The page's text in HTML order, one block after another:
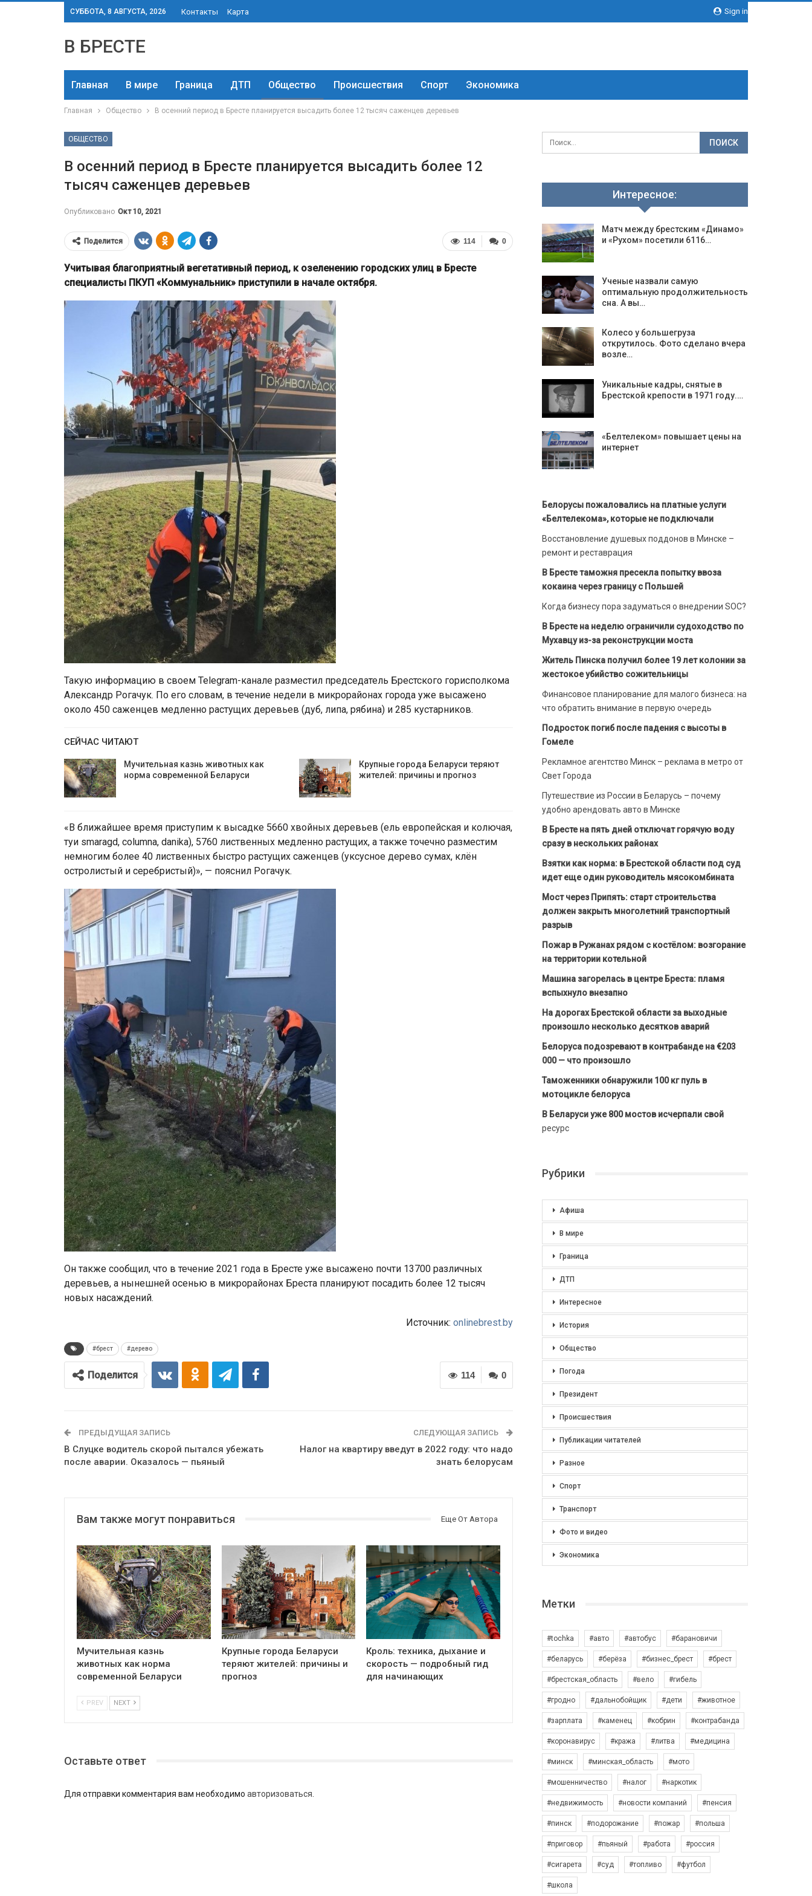
Sign in
СУББОТА, 8 АВГУСТА, 2026 Контакты Карта
В БРЕСТЕ
Главная В мире Граница ДТП Общество Происшествия Спорт Экономика
Главная Общество В осенний период в Бресте планируется высадить более 12 тысяч саженцев деревьев
ОБЩЕСТВО
В осенний период в Бресте планируется высадить более 12
тысяч саженцев деревьев
Опубликовано Окт 10, 2021
0
114
Поделится
Учитывая благоприятный вегетативный период, к озеленению городских улиц в Бресте
специалисты ПКУП «Коммунальник» приступили в начале октября.
Такую информацию в своем Telegram-канале разместил председатель Брестского горисполкома
Александр Рогачук. По его словам, в течение недели в микрорайонах города уже высажено
около 450 саженцев медленно растущих деревьев (дуб, липа, рябина) и 285 кустарников.
СЕЙЧАС ЧИТАЮТ
Мучительная казнь животных как
норма современной Беларуси
Крупные города Беларуси теряют
жителей: причины и прогноз
«В ближайшее время приступим к высадке 5660 хвойных деревьев (ель европейская и колючая,
туи smaragd, columna, danika), 5760 лиственных медленно растущих, а также точечно разместим
немногим более 40 лиственных быстро растущих саженцев (уксусное дерево сумах, клён
остролистый и серебристый)», — пояснил Рогачук.
Он также сообщил, что в течение 2021 года в Бресте уже высажено почти 13700 различных
деревьев, а нынешней осенью в микрорайонах Бреста планируют посадить более 12 тысяч
новых насаждений.
Источник: onlinebrest.by
#брест #дерево
0
114
Поделится
ПРЕДЫДУЩАЯ ЗАПИСЬ
В Слуцке водитель скорой пытался убежать
после аварии. Оказалось — пьяный
СЛЕДУЮЩАЯ ЗАПИСЬ
Налог на квартиру введут в 2022 году: что надо
знать белорусам
Вам также могут понравиться Еще От Автора
Мучительная казнь
животных как норма
современной Беларуси
Крупные города Беларуси
теряют жителей: причины и
прогноз
Кроль: техника, дыхание и
скорость — подробный гид
для начинающих
PREV NEXT
Оставьте ответ
Для отправки комментария вам необходимо авторизоваться
Интересное:
Матч между брестским «Динамо»
и «Рухом» посетили 6116…
Ученые назвали самую
оптимальную продолжительность
сна. А вы…
Колесо у большегруза
открутилось. Фото сделано вчера
возле…
Уникальные кадры, снятые в
Брестской крепости в 1971 году.…
«Белтелеком» повышает цены на
интернет
Белорусы пожаловались на платные услуги
«Белтелекома», которые не подключали
Восстановление душевых поддонов в Минске –
ремонт и реставрация
В Бресте таможня пресекла попытку ввоза
кокаина через границу с Польшей
Когда бизнесу пора задуматься о внедрении SOC?
В Бресте на неделю ограничили судоходство по
Мухавцу из-за реконструкции моста
Житель Пинска получил более 19 лет колонии за
жестокое убийство сожительницы
Финансовое планирование для малого бизнеса: на
что обратить внимание в первую очередь
Подросток погиб после падения с высоты в
Гомеле
Рекламное агентство Минск – реклама в метро от
Свет Города
Путешествие из России в Беларусь – почему
удобно арендовать авто в Минске
В Бресте на пять дней отключат горячую воду
сразу в нескольких районах
Взятки как норма: в Брестской области под суд
идет еще один руководитель мясокомбината
Мост через Припять: старт строительства
должен закрыть многолетний транспортный
разрыв
Пожар в Ружанах рядом с костёлом: возгорание
на территории котельной
Машина загорелась в центре Бреста: пламя
вспыхнуло внезапно
На дорогах Брестской области за выходные
произошло несколько десятков аварий
Белоруса подозревают в контрабанде на €203
000 — что произошло
Таможенники обнаружили 100 кг пуль в
мотоцикле белоруса
В Беларуси уже 800 мостов исчерпали свой
ресурс
Рубрики
Афиша
В мире
Граница
ДТП
Интересное
История
Общество
Погода
Президент
Происшествия
Публикации читателей
Разное
Спорт
Транспорт
Фото и видео
Экономика
Метки
#tochka #авто #автобус #барановичи
#беларусь #берёза #бизнес_брест #брест
#брестская_область #вело #гибель
#гродно #дальнобойщик #дети #животное
#зарплата #каменец #кобрин #контрабанда
#коронавирус #кража #литва #медицина
#минск #минская_область #мото
#мошенничество #налог #наркотик
#недвижимость #новости компаний #пенсия
#пинск #подорожание #пожар #польша
#приговор #пьяный #работа #россия
#сигарета #суд #топливо #футбол
#школа